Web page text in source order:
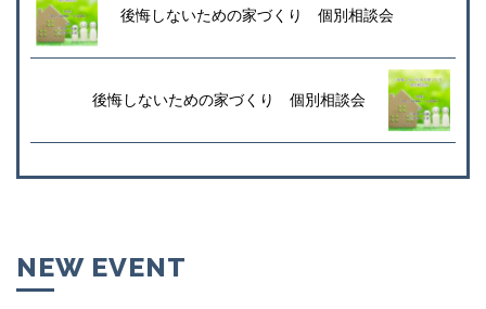
後悔しないための家づくり 個別相談会
後悔しないための家づくり 個別相談会
NEW EVENT